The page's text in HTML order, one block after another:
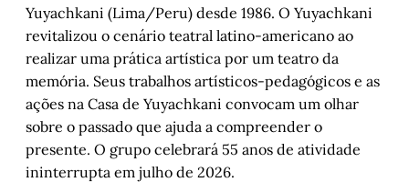
Yuyachkani (Lima/Peru) desde 1986. O Yuyachkani
revitalizou o cenário teatral latino-americano ao
realizar uma prática artística por um teatro da
memória. Seus trabalhos artísticos-pedagógicos e as
ações na Casa de Yuyachkani convocam um olhar
sobre o passado que ajuda a compreender o
presente. O grupo celebrará 55 anos de atividade
ininterrupta em julho de 2026.